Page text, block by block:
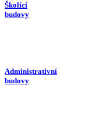
Školící
budovy
Administrativní
budovy